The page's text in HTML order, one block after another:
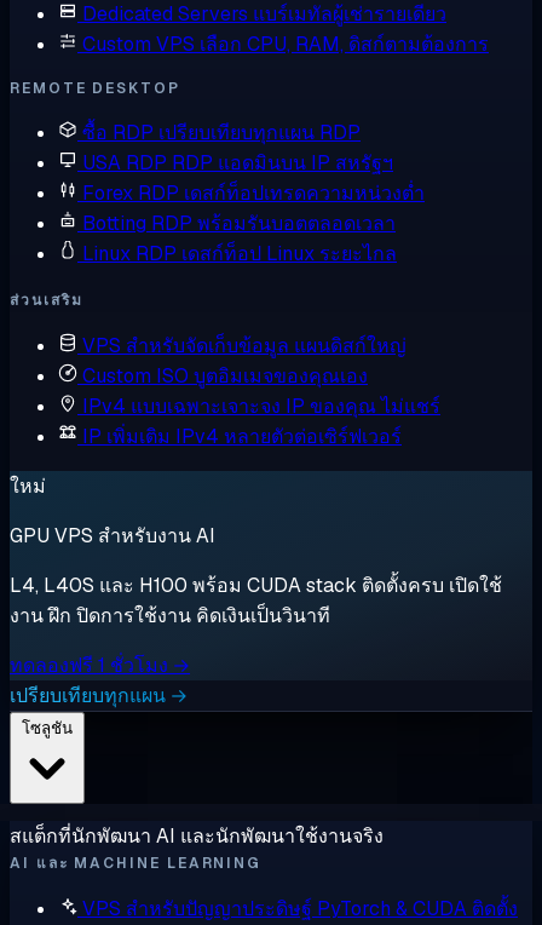
Dedicated Servers แบร์เมทัลผู้เช่ารายเดียว
Custom VPS เลือก CPU, RAM, ดิสก์ตามต้องการ
REMOTE DESKTOP
ซื้อ RDP เปรียบเทียบทุกแผน RDP
USA RDP RDP แอดมินบน IP สหรัฐฯ
Forex RDP เดสก์ท็อปเทรดความหน่วงต่ำ
Botting RDP พร้อมรันบอตตลอดเวลา
Linux RDP เดสก์ท็อป Linux ระยะไกล
ส่วนเสริม
VPS สำหรับจัดเก็บข้อมูล แผนดิสก์ใหญ่
Custom ISO บูตอิมเมจของคุณเอง
IPv4 แบบเฉพาะเจาะจง IP ของคุณ ไม่แชร์
IP เพิ่มเติม IPv4 หลายตัวต่อเซิร์ฟเวอร์
ใหม่
GPU VPS สำหรับงาน AI
L4, L40S และ H100 พร้อม CUDA stack ติดตั้งครบ เปิดใช้
งาน ฝึก ปิดการใช้งาน คิดเงินเป็นวินาที
ทดลองฟรี 1 ชั่วโมง →
เปรียบเทียบทุกแผน →
สแต็กที่นักพัฒนา AI และนักพัฒนาใช้งานจริง
AI และ MACHINE LEARNING
VPS สำหรับปัญญาประดิษฐ์ PyTorch & CUDA ติดตั้ง